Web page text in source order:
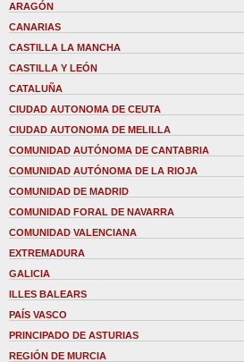
ARAGÓN
CANARIAS
CASTILLA LA MANCHA
CASTILLA Y LEÓN
CATALUÑA
CIUDAD AUTONOMA DE CEUTA
CIUDAD AUTONOMA DE MELILLA
COMUNIDAD AUTÓNOMA DE CANTABRIA
COMUNIDAD AUTÓNOMA DE LA RIOJA
COMUNIDAD DE MADRID
COMUNIDAD FORAL DE NAVARRA
COMUNIDAD VALENCIANA
EXTREMADURA
GALICIA
ILLES BALEARS
PAÍS VASCO
PRINCIPADO DE ASTURIAS
REGIÓN DE MURCIA